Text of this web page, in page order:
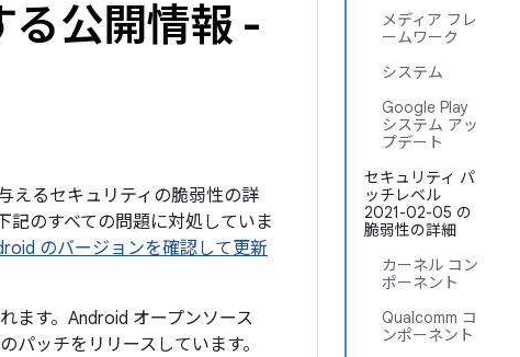
メディア フレ
ームワーク
システム
Google Play
システム アッ
プデート
セキュリティ パ
ッチレベル
2021-02-05 の
脆弱性の詳細
カーネル コン
ポーネント
Qualcomm コ
ンポーネント
公開情報 -
えるセキュリティの脆弱性の詳
のすべての問題に対処していま
のバージョンを確認して更新
ます。Android オープンソース
パッチをリリースしています。